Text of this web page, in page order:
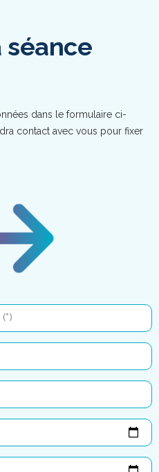
séance
dans le formulaire ci-
contact avec vous pour fixer